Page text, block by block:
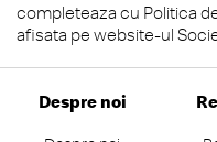
completeaza cu Politica
afisata pe website-ul
Despre noi